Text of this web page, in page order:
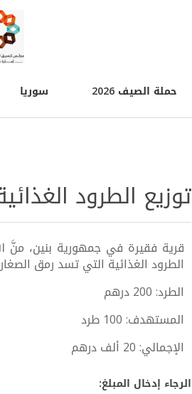
حملة الصيف 2026 سوريا
توزيع الطرود
قرية فقيرة في جمهورية بنين، منَّ
الطرود الغذائية التي تسد رمق الصغار
الطرد: 200 درهم
المستهدف: 100 طرد
الإجمالي: 20 ألف درهم
الرجاء إدخال المبلغ: